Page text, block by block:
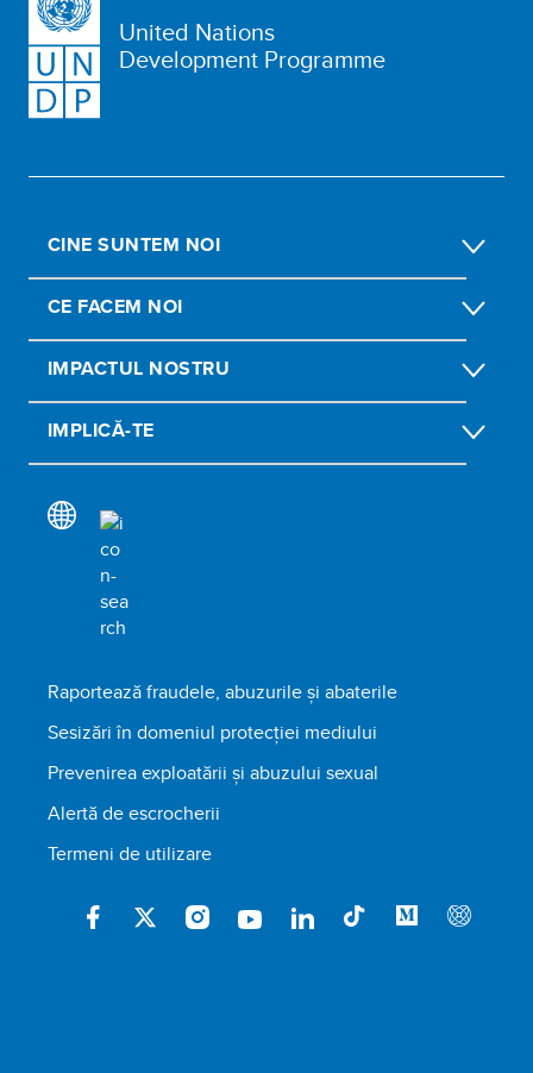
United Nations
Development Programme
CINE SUNTEM NOI
CE FACEM NOI
IMPACTUL NOSTRU
IMPLICĂ-TE
Raportează fraudele, abuzurile și abaterile
Sesizări în domeniul protecției mediului
Prevenirea exploatării și abuzului sexual
Alertă de escrocherii
Termeni de utilizare